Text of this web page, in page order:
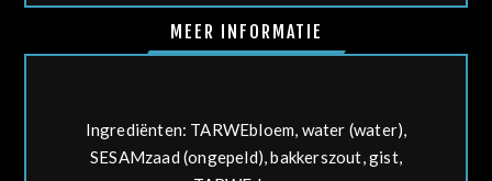
MEER INFORMATIE
Ingrediënten: TARWEbloem, water (water),
SESAMzaad (ongepeld), bakkerszout, gist,